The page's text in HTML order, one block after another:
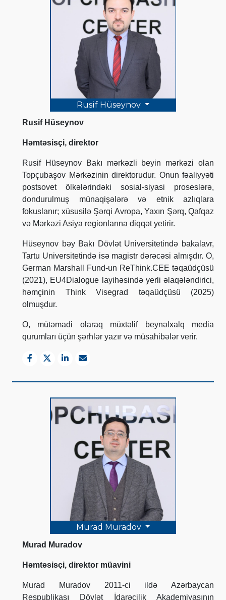
Rusif Hüseynov
Rusif Hüseynov
Həmtəsisçi, direktor
Rusif Hüseynov Bakı mərkəzli beyin mərkəzi olan
Topçubaşov Mərkəzinin direktorudur. Onun fəaliyyəti
postsovet ölkələrindəki sosial-siyasi proseslərə,
dondurulmuş münaqişələrə və etnik azlıqlara
fokuslanır; xüsusilə Şərqi Avropa, Yaxın Şərq, Qafqaz
və Mərkəzi Asiya regionlarına diqqət yetirir.
Hüseynov bəy Bakı Dövlət Universitetində bakalavr,
Tartu Universitetində isə magistr dərəcəsi almışdır. O,
German Marshall Fund-un ReThink.CEE təqaüdçüsü
(2021), EU4Dialogue layihəsində yerli əlaqələndirici,
həmçinin Think Visegrad təqaüdçüsü (2025)
olmuşdur.
O, mütəmadi olaraq müxtəlif beynəlxalq media
qurumları üçün şərhlər yazır və müsahibələr verir.
Murad Muradov
Murad Muradov
Həmtəsisçi, direktor müavini
Murad Muradov 2011-ci ildə Azərbaycan
Respublikası Dövlət İdarəçilik Akademiyasının